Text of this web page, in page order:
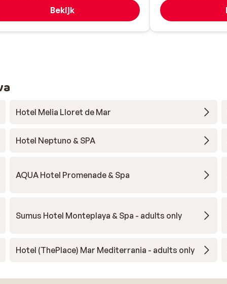
Bekijk
Hotel Melia Lloret de Mar
Hotel Neptuno & SPA
AQUA Hotel Promenade & Spa
Sumus Hotel Monteplaya & Spa - adults only
Hotel (ThePlace) Mar Mediterrania - adults only